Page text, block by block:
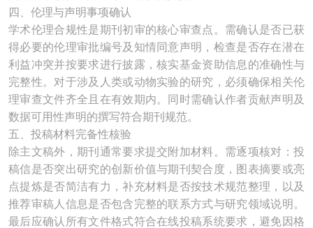
四、伦理与声明事项确认
学术伦理合规性是期刊初审的核心审查点。需确认是否已获
得必要的伦理审批编号及知情同意声明，检查是否存在潜在
利益冲突并按要求进行披露，核实基金资助信息的准确性与
完整性。对于涉及人类或动物实验的研究，必须确保相关伦
理审查文件齐全且在有效期内。同时需确认作者贡献声明及
数据可用性声明的撰写符合期刊规范。
五、投稿材料完备性核验
除主文稿外，期刊通常要求提交附加材料。需逐项核对：投
稿信是否突出研究的创新价值与期刊契合度，图表摘要或亮
点提炼是否简洁有力，补充材料是否按技术规范整理，以及
推荐审稿人信息是否包含完整的联系方式与研究领域说明。
最后应确认所有文件格式符合在线投稿系统要求，避免因格